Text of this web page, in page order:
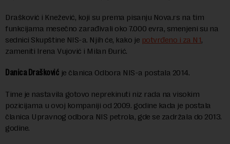
Drašković i Knežević, koji su prema pisanju Nova.rs na tim
funkcijama mesečno zarađivali oko 7.000 evra, smenjeni su na
sednici Skupštine NIS-a. Njih će, kako je potvrđeno i za N1,
zameniti Irena Vujović i Milan Đurić.
Danica Drašković je članica Odbora NIS-a postala 2014.
Time je nastavila gotovo neprekinuti niz rada na visokim
pozicijama u ovoj kompaniji od 2009. godine kada je postala
članica Upravnog odbora NIS petrola, gde se zadržala do 2013.
godine.